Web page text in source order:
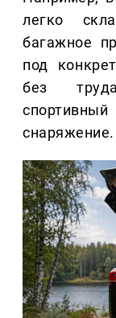
легко
багажное
под
без
спортивный
снаряжение.